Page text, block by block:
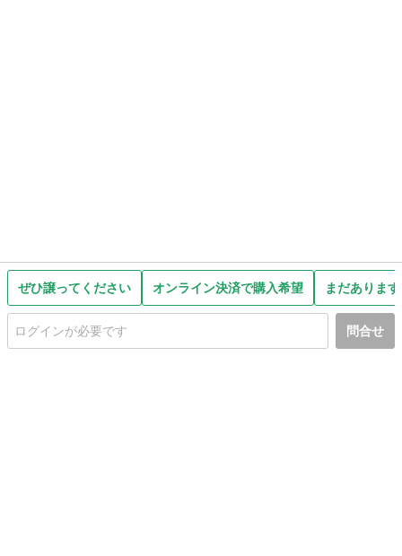
ぜひ譲ってください オンライン決済で購入希望 まだありま
問合せ